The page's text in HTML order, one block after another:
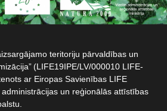
teritoriju pārvaldības un
(LIFE19IPE/LV/000010 LIFE-
ar Eiropas Savienības LIFE
un reģionālās attīstības